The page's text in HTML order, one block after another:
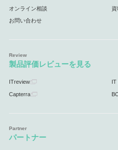
オンライン相談
お問い合わせ
製品評価レビューを見る
ITreview IT
Capterra
パートナー